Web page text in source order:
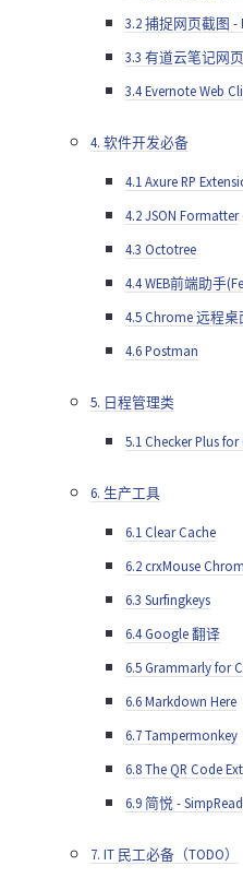
3.2 捕捉网页截图 -
3.3 有道云笔记网
3.4 Evernote Web
4. 软件开发必备
4.1 Axure RP
4.2 JSON Formatter
4.3 Octotree
4.4 WEB前端助手
4.5 Chrome 远程桌
4.6 Postman
5. 日程管理类
5.1 Checker Plus
6. 生产工具
6.1 Clear Cache
6.2 crxMouse
6.3 Surfingkeys
6.4 Google 翻译
6.5 Grammarly for
6.6 Markdown Here
6.7 Tampermonkey
6.8 The QR Code
6.9 简悦 - SimpRead
7. IT 民工必备（TODO）